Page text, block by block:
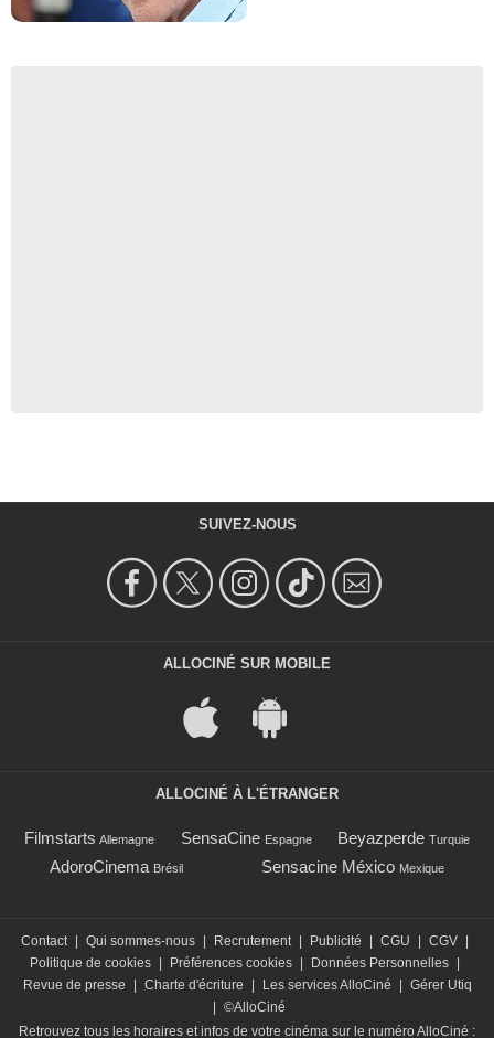
SUIVEZ-NOUS
ALLOCINÉ SUR MOBILE
ALLOCINÉ À L'ÉTRANGER
Filmstarts Allemagne SensaCine Espagne Beyazperde Turquie
AdoroCinema Brésil Sensacine México Mexique
Contact | Qui sommes-nous | Recrutement | Publicité | CGU | CGV |
Politique de cookies | Préférences cookies | Données Personnelles |
Revue de presse
| Charte d'écriture | Les services AlloCiné | Gérer Utiq
| ©AlloCiné
Retrouvez tous les horaires et infos de votre cinéma sur le numéro AlloCiné :